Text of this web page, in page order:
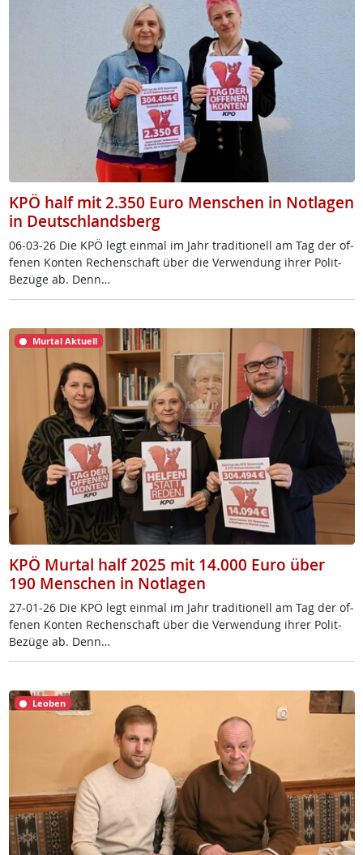
KPÖ half mit 2.350 Euro Menschen in Notlagen
in Deutschlandsberg
06-03-26 Die KPÖ legt ein­mal im Jahr tra­di­tio­nell am Tag der of­
fe­nen Kon­ten Re­chen­schaft über die Ver­wen­dung ih­rer Po­lit-
Be­zü­ge ab. Denn…
Murtal Aktuell
KPÖ Murtal half 2025 mit 14.000 Euro über
190 Menschen in Notlagen
27-01-26 Die KPÖ legt ein­mal im Jahr tra­di­tio­nell am Tag der of­
fe­nen Kon­ten Re­chen­schaft über die Ver­wen­dung ih­rer Po­lit-
Be­zü­ge ab. Denn…
Leoben